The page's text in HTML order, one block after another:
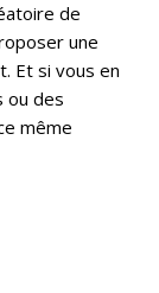
de
une
Et si vous en
ou des
même